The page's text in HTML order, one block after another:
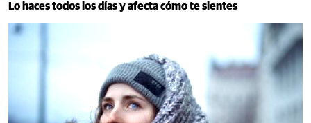
Lo haces todos los días y afecta cómo te sientes